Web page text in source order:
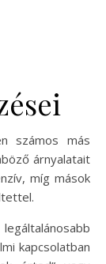
számos más
árnyalatait
míg mások
kapcsolatban